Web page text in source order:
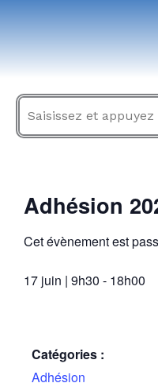
Adhésion
Cet évènement est
17 juin | 9h30 - 18h00
Catégories :
Adhésion